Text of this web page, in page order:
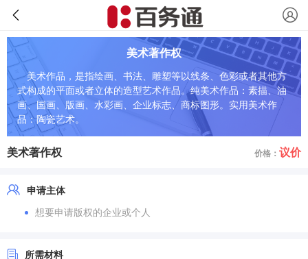
美术著作权
美术作品，是指绘画、书法、雕塑等以线条、色彩或者其他方
式构成的平面或者立体的造型艺术作品。纯美术作品：素描、油
画、国画、版画、水彩画、企业标志、商标图形。实用美术作
品：陶瓷艺术。
美术著作权 价格： 议价
申请主体
想要申请版权的企业或个人
所需材料